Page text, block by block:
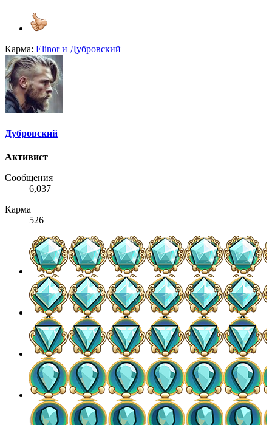
Карма: Elinorи Дубровский
Дубровский
Активист
Сообщения
6,037
Карма
526